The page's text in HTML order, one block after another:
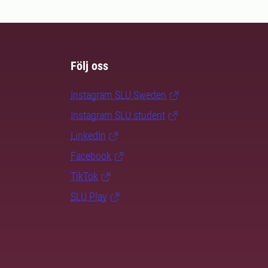
Följ oss
Instagram SLU.Sweden
Instagram SLU.student
LinkedIn
Facebook
TikTok
SLU Play